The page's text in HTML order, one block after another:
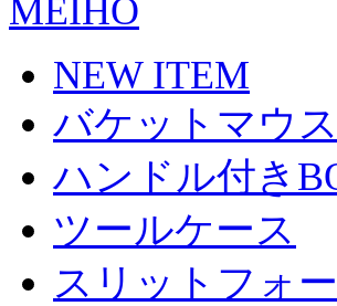
NEW ITEM
バケットマウス
ハンドル付き
ツールケース
スリットフォ